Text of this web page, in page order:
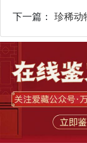
下一篇： 珍稀动